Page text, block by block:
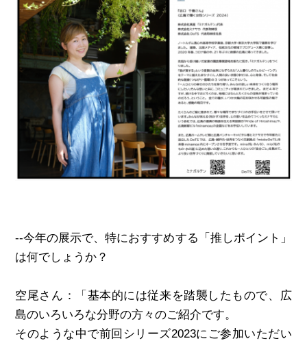
--今年の展示で、特におすすめする「推しポイント」
は何でしょうか？
空尾さん：「基本的には従来を踏襲したもので、広
島のいろいろな分野の方々のご紹介です。
そのような中で前回シリーズ2023にご参加いただい